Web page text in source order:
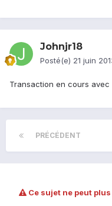
Johnjr18
Posté(e) 21 juin
Transaction en cours avec
PRÉCÉDENT
Ce sujet ne peut